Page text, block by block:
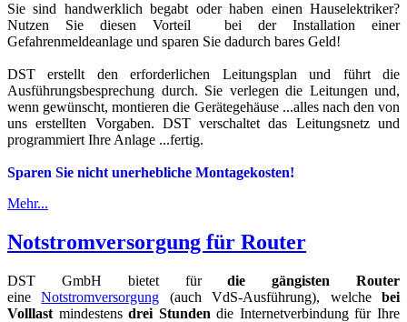
Sie sind handwerklich begabt oder haben einen Hauselektriker?
Nutzen Sie diesen Vorteil bei der Installation einer
Gefahrenmeldeanlage und sparen Sie dadurch bares Geld!
DST erstellt den erforderlichen Leitungsplan und führt die
Ausführungsbesprechung durch. Sie verlegen die Leitungen und,
wenn gewünscht, montieren die Gerätegehäuse ...alles nach den von
uns erstellten Vorgaben. DST verschaltet das Leitungsnetz und
programmiert Ihre Anlage ...fertig.
Sparen Sie nicht unerhebliche Montagekosten!
Mehr...
Notstromversorgung für Router
DST GmbH bietet fürdie gängisten Router
eineNotstromversorgung (auch VdS-Ausführung), welchebei
Volllast mindestensdrei Stunden die Internetverbindung für Ihre